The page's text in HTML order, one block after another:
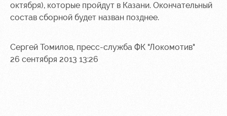
Ледовый
дворец
Занятия
спортом
Контакты
Академии
Карта
болельщика
Программа
лояльности
октября), которые пройдут в Казани. Окончательный
состав сборной будет назван позднее.
Сергей Томилов, пресс-служба ФК "Локомотив"
26 сентября 2013 13:26